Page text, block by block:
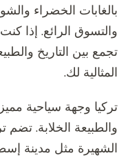
بالغابات الخضراء
والتسوق الرائع. إذا
تجمع بين التاريخ
المثالية لك.
تركيا وجهة سياحية
والطبيعة الخلابة. تضم
الشهيرة مثل مدينة